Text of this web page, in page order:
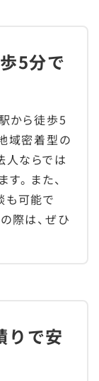
5分で
から徒歩5
域密着型の
人ならでは
。また、
も可能で
際は、ぜひ
りで安